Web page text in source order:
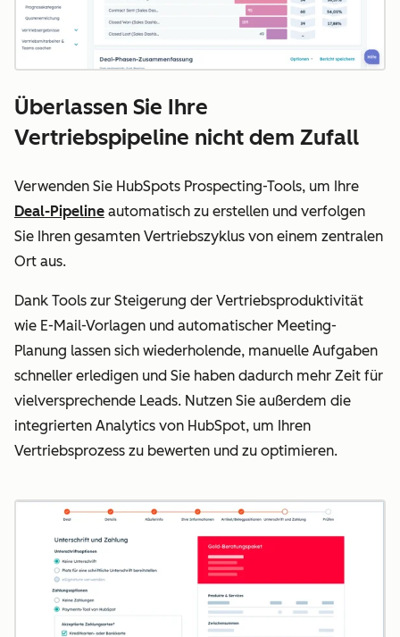
Überlassen Sie Ihre
Vertriebspipeline nicht dem Zufall
Verwenden Sie HubSpots Prospecting-Tools, um Ihre
Deal-Pipeline automatisch zu erstellen und verfolgen
Sie Ihren gesamten Vertriebszyklus von einem zentralen
Ort aus.
Dank Tools zur Steigerung der Vertriebsproduktivität
wie E-Mail-Vorlagen und automatischer Meeting-
Planung lassen sich wiederholende, manuelle Aufgaben
schneller erledigen und Sie haben dadurch mehr Zeit für
vielversprechende Leads. Nutzen Sie außerdem die
integrierten Analytics von HubSpot, um Ihren
Vertriebsprozess zu bewerten und zu optimieren.